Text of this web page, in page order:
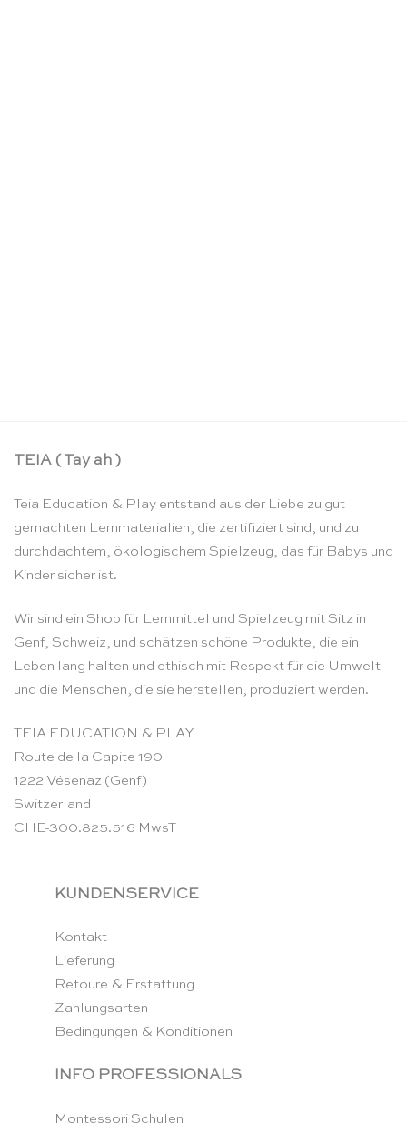
TEIA ( Tay ah )
Teia Education & Play entstand aus der Liebe zu gut
gemachten Lernmaterialien, die zertifiziert sind, und zu
durchdachtem, ökologischem Spielzeug, das für Babys und
Kinder sicher ist.
Wir sind ein Shop für Lernmittel und Spielzeug mit Sitz in
Genf, Schweiz, und schätzen schöne Produkte, die ein
Leben lang halten und ethisch mit Respekt für die Umwelt
und die Menschen, die sie herstellen, produziert werden.
TEIA EDUCATION & PLAY
Route de la Capite 190
1222 Vésenaz (Genf)
Switzerland
CHE-300.825.516 MwsT
KUNDENSERVICE
Kontakt
Lieferung
Retoure & Erstattung
Zahlungsarten
Bedingungen & Konditionen
INFO PROFESSIONALS
Montessori Schulen